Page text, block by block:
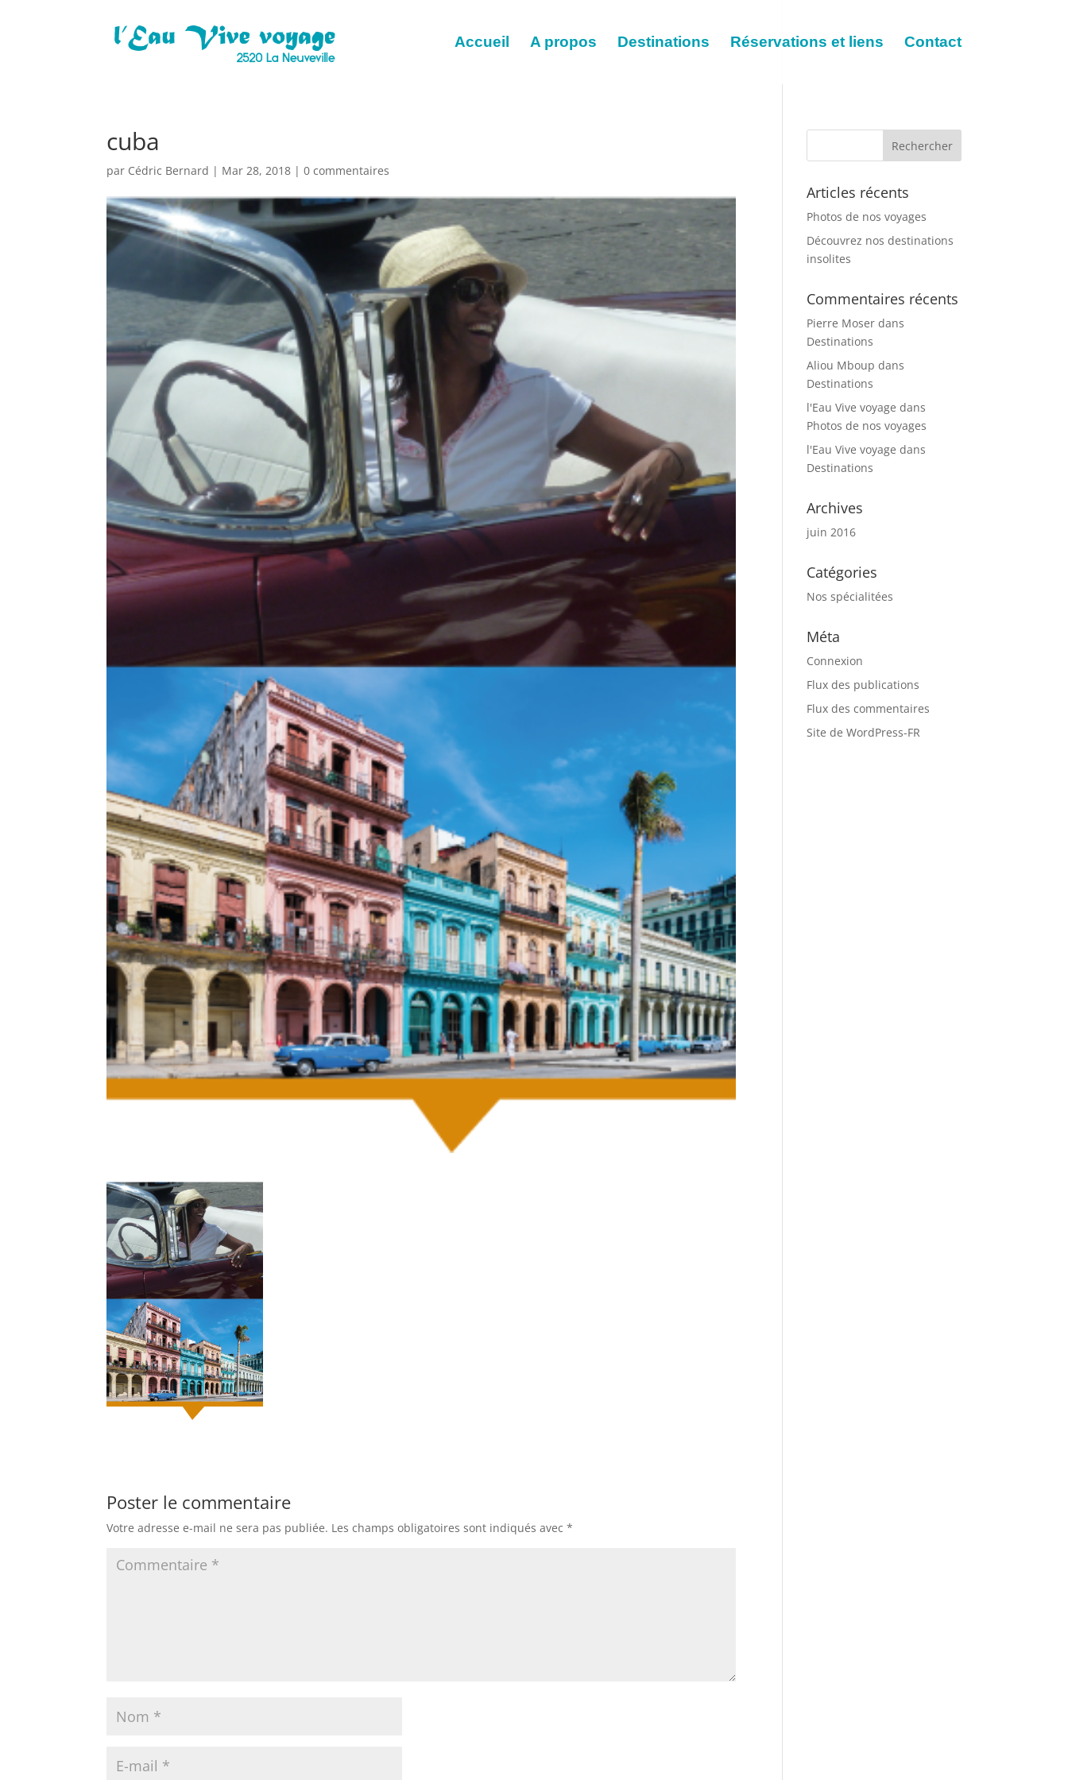
Accueil A propos Destinations Réservations et liens Contact
cuba
par Cédric Bernard | Mar 28, 2018 |0 commentaires
Poster le commentaire
Votre adresse e-mail ne sera pas publiée. Les champs obligatoires sont indiqués avec*
Articles récents
Photos de nos voyages
Découvrez nos destinations
insolites
Commentaires récents
Pierre Moser dans
Destinations
Aliou Mboup dans
Destinations
l'Eau Vive voyage dans
Photos de nos voyages
l'Eau Vive voyage dans
Destinations
Archives
juin 2016
Catégories
Nos spécialitées
Méta
Connexion
Flux des publications
Flux des commentaires
Site de WordPress-FR